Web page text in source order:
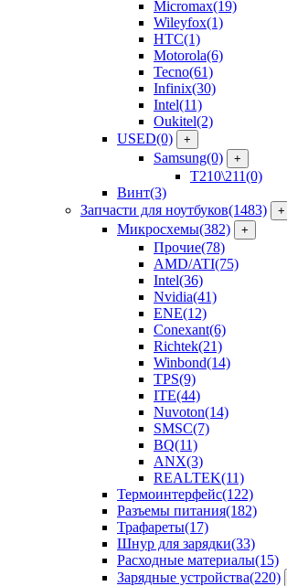
Micromax(19)
Wileyfox(1)
HTC(1)
Motorola(6)
Tecno(61)
Infinix(30)
Intel(11)
Oukitel(2)
USED(0) +
Samsung(0) +
T210\211(0)
Винт(3)
Запчасти для ноутбуков(1483) +
Микросхемы(382) +
Прочие(78)
AMD/ATI(75)
Intel(36)
Nvidia(41)
ENE(12)
Conexant(6)
Richtek(21)
Winbond(14)
TPS(9)
ITE(44)
Nuvoton(14)
SMSC(7)
BQ(11)
ANX(3)
REALTEK(11)
Термоинтерфейс(122)
Разъемы питания(182)
Трафареты(17)
Шнур для зарядки(33)
Расходные материалы(15)
Зарядные устройства(220)